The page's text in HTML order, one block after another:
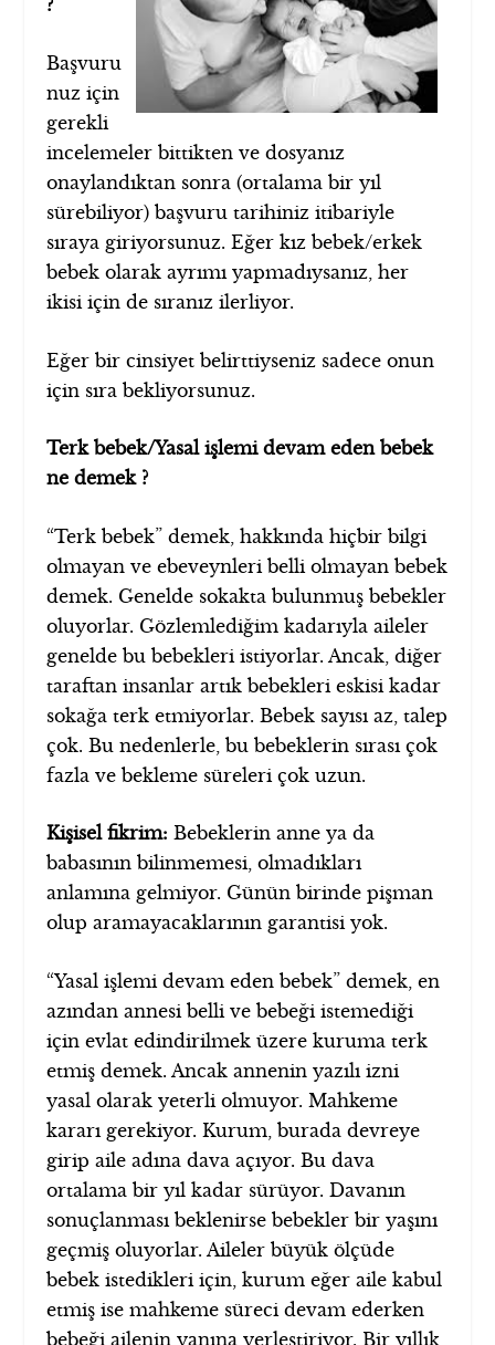
?
Başvuru
nuz için
gerekli
incelemeler bittikten ve dosyanız
onaylandıktan sonra (ortalama bir yıl
sürebiliyor) başvuru tarihiniz itibariyle
sıraya giriyorsunuz. Eğer kız bebek/erkek
bebek olarak ayrımı yapmadıysanız, her
ikisi için de sıranız ilerliyor.
Eğer bir cinsiyet belirttiyseniz sadece onun
için sıra bekliyorsunuz.
Terk bebek/Yasal işlemi devam eden bebek
ne demek ?
“Terk bebek” demek, hakkında hiçbir bilgi
olmayan ve ebeveynleri belli olmayan bebek
demek. Genelde sokakta bulunmuş bebekler
oluyorlar. Gözlemlediğim kadarıyla aileler
genelde bu bebekleri istiyorlar. Ancak, diğer
taraftan insanlar artık bebekleri eskisi kadar
sokağa terk etmiyorlar. Bebek sayısı az, talep
çok. Bu nedenlerle, bu bebeklerin sırası çok
fazla ve bekleme süreleri çok uzun.
Kişisel fikrim: Bebeklerin anne ya da
babasının bilinmemesi, olmadıkları
anlamına gelmiyor. Günün birinde pişman
olup aramayacaklarının garantisi yok.
“Yasal işlemi devam eden bebek” demek, en
azından annesi belli ve bebeği istemediği
için evlat edindirilmek üzere kuruma terk
etmiş demek. Ancak annenin yazılı izni
yasal olarak yeterli olmuyor. Mahkeme
kararı gerekiyor. Kurum, burada devreye
girip aile adına dava açıyor. Bu dava
ortalama bir yıl kadar sürüyor. Davanın
sonuçlanması beklenirse bebekler bir yaşını
geçmiş oluyorlar. Aileler büyük ölçüde
bebek istedikleri için, kurum eğer aile kabul
etmiş ise mahkeme süreci devam ederken
bebeği ailenin yanına yerleştiriyor. Bir yıllık